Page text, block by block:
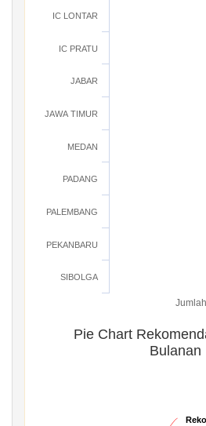
IC LONTAR
IC PRATU
JABAR
JAWA TIMUR
MEDAN
PADANG
PALEMBANG
PEKANBARU
SIBOLGA
Pie Chart
Bulanan